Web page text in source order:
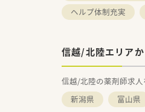
ヘルプ体制充実
信越/北陸エリア
信越/北陸の薬剤師求人
新潟県
富山県